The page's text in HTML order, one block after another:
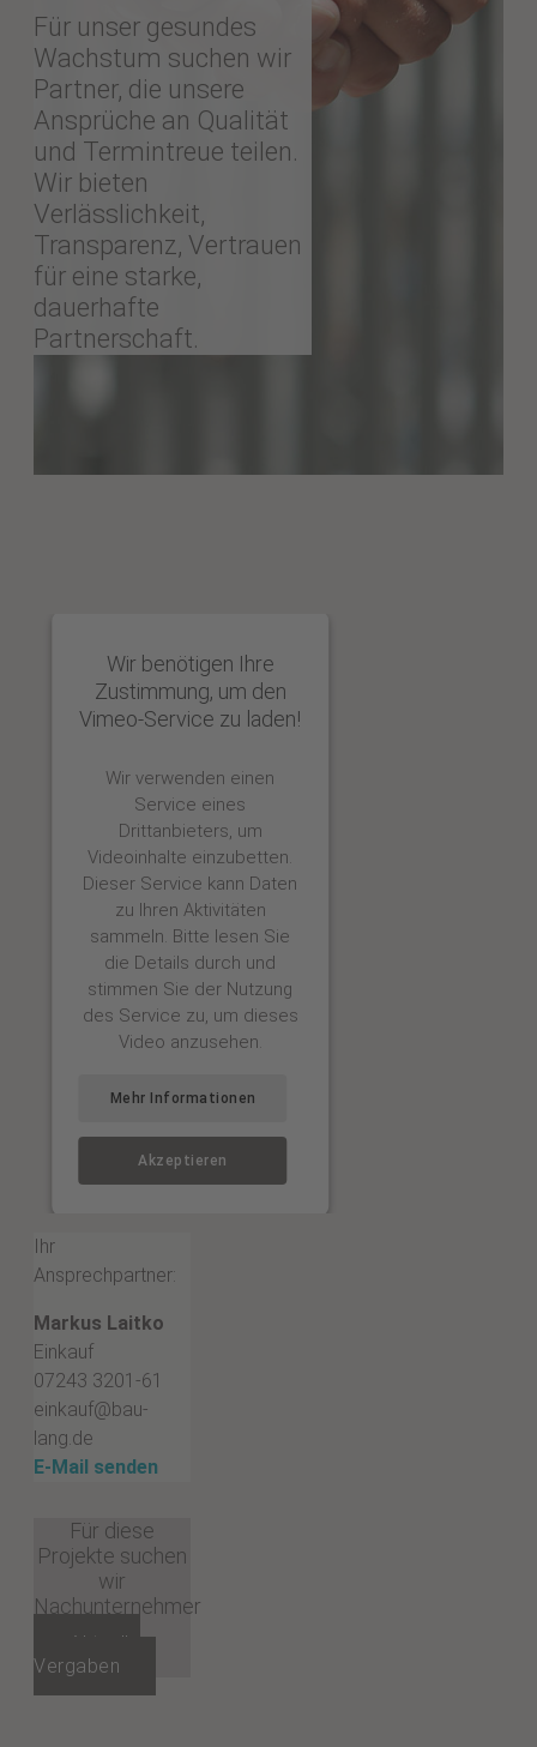
Für unser gesundes
Wachstum suchen wir
Partner, die unsere
Ansprüche an Qualität
und Termintreue teilen.
Wir bieten
Verlässlichkeit,
Transparenz, Vertrauen
für eine starke,
dauerhafte
Partnerschaft.
Wir benötigen Ihre
Zustimmung, um den
Vimeo-Service zu laden!
Wir verwenden einen
Service eines
Drittanbieters, um
Videoinhalte einzubetten.
Dieser Service kann Daten
zu Ihren Aktivitäten
sammeln. Bitte lesen Sie
die Details durch und
stimmen Sie der Nutzung
des Service zu, um dieses
Video anzusehen.
Mehr Informationen
Akzeptieren
Ihr
Ansprechpartner:
Markus Laitko
Einkauf
07243 3201-61
einkauf@bau-
lang.de
E-Mail senden
Für diese
Projekte suchen
wir
Nachunternehmer
Aktuelle
Vergaben